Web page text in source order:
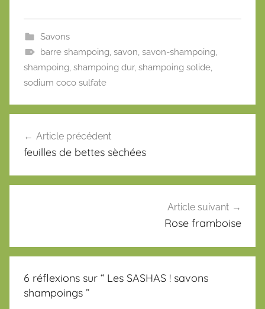
Savons
barre shampoing savon savon-shampoing
shampoing shampoing dur, shampoing solide
sodium coco sulfate
de
Article précédent
feuilles de bettes sèchées
Article suivant
Rose framboise
6 réflexions sur “ Les SASHAS ! savons
shampoings ”